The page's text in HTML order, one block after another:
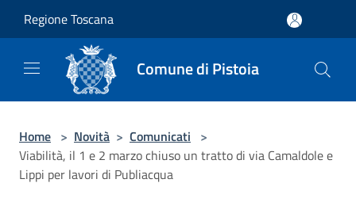
Regione Toscana
Comune di Pistoia
Home > Novità > Comunicati >
Viabilità, il 1 e 2 marzo chiuso un tratto di via Camaldole e
Lippi per lavori di Publiacqua